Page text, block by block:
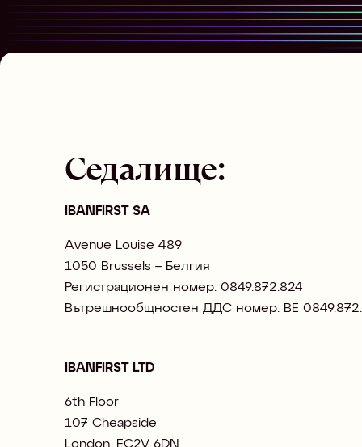
Седалище:
IBANFIRST SA
Avenue Louise 489
1050 Brussels – Белгия
Регистрационен номер: 0849.872.824
Вътрешнообщностен ДДС номер: BE
IBANFIRST LTD
6th Floor
107 Cheapside
London, EC2V 6DN